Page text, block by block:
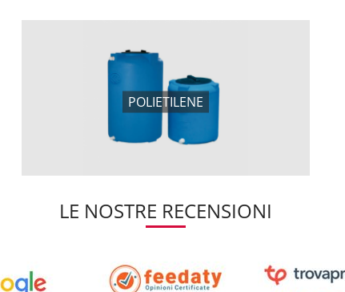
POLIETILENE
LE NOSTRE RECENSIONI